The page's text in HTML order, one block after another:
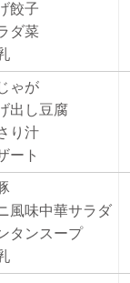
餃子
ダ菜
ゃが
出し豆腐
り汁
ート
風味中華サラダ
タンスープ